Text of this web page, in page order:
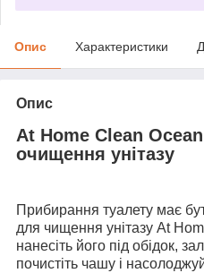
Опис Характеристики
Опис
At Home Clean
очищення унітазу
Прибирання туалету має
для чищення унітазу At
нанесіть його під обідок,
почистіть чашу і